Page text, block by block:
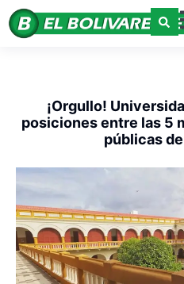
¡Orgullo!
posiciones entre las 5
públicas